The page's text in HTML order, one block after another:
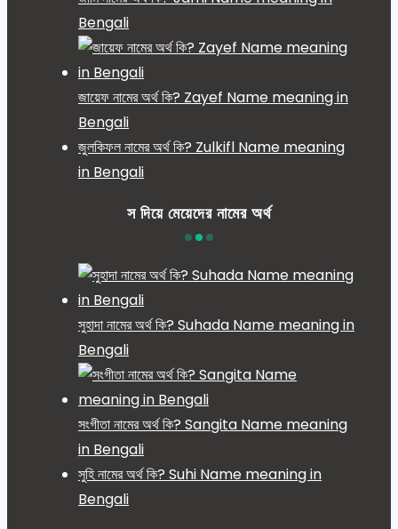
Bengali
জায়েফ নামের অর্থ কি? Zayef Name meaning in
Bengali
জুলকিফল নামের অর্থ কি? Zulkifl Name meaning
in Bengali
স দিয়ে মেয়েদের নামের অর্থ
সুহাদা নামের অর্থ কি? Suhada Name meaning in
Bengali
সংগীতা নামের অর্থ কি? Sangita Name meaning
in Bengali
সুহি নামের অর্থ কি? Suhi Name meaning in
Bengali